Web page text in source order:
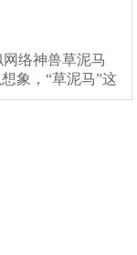
络神兽草泥马
象，“草泥马”这